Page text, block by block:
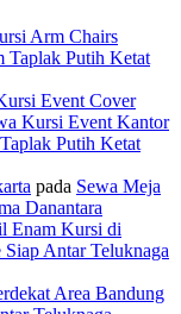
Arm Chairs
Taplak Putih Ketat
Event Cover
Kursi Event Kantor
Putih Ketat
pada Sewa Meja
Danantara
Enam Kursi di
Antar Teluknaga
Area Bandung